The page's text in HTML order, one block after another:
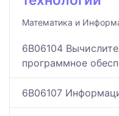
Математика и
6B06104
программное
6B06107